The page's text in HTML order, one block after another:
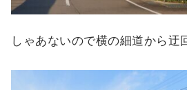
しゃあないので横の細道から迂